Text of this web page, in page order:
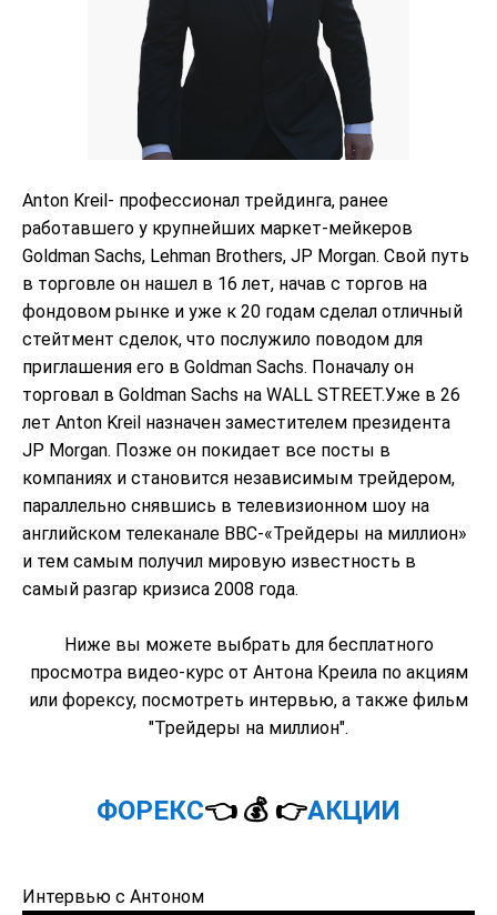
Anton Kreil- профессионал трейдинга, ранее
работавшего у крупнейших маркет-мейкеров
Goldman Sachs, Lehman Brothers, JP Morgan. Свой путь
в торговле он нашел в 16 лет, начав с торгов на
фондовом рынке и уже к 20 годам сделал отличный
стейтмент сделок, что послужило поводом для
приглашения его в Goldman Sachs. Поначалу он
торговал в Goldman Sachs на WALL STREET.Уже в 26
лет Anton Kreil назначен заместителем президента
JP Morgan. Позже он покидает все посты в
компаниях и становится независимым трейдером,
параллельно снявшись в телевизионном шоу на
английском телеканале BBC-«Трейдеры на миллион»
и тем самым получил мировую известность в
самый разгар кризиса 2008 года.
Ниже вы можете выбрать для бесплатного
просмотра видео-курс от Антона Креила по акциям
или форексу, посмотреть интервью, а также фильм
"Трейдеры на миллион".
ФОРЕКС👈 💰 👉АКЦИИ
Интервью с Антоном